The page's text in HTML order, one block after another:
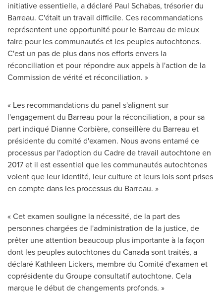
initiative essentielle, a déclaré Paul Schabas, trésorier du
Barreau. C'était un travail difficile. Ces recommandations
représentent une opportunité pour le Barreau de mieux
faire pour les communautés et les peuples autochtones.
C'est un pas de plus dans nos efforts envers la
réconciliation et pour répondre aux appels à l'action de la
Commission de vérité et réconciliation. »
« Les recommandations du panel s'alignent sur
l'engagement du Barreau pour la réconciliation, a pour sa
part indiqué Dianne Corbière, conseillère du Barreau et
présidente du comité d'examen. Nous avons entamé ce
processus par l'adoption du Cadre de travail autochtone en
2017 et il est essentiel que les communautés autochtones
voient que leur identité, leur culture et leurs lois sont prises
en compte dans les processus du Barreau. »
« Cet examen souligne la nécessité, de la part des
personnes chargées de l'administration de la justice, de
prêter une attention beaucoup plus importante à la façon
dont les peuples autochtones du Canadasont traités, a
déclaré Kathleen Lickers, membre du Comité d'examen et
coprésidente du Groupe consultatif autochtone. Cela
marque le début de changements profonds. »